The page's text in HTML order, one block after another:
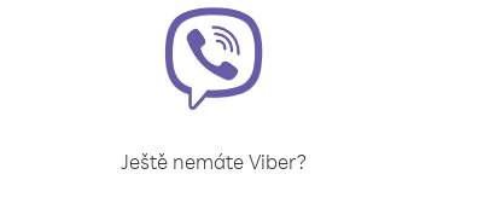
Ještě nemáte Viber?